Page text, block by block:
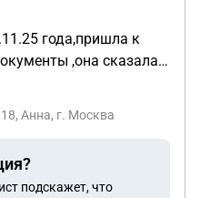
года,пришла к
,она сказала
они
ей как
нажили 4 машины и
на моем отце
Анна, г. Москва
подскажет, что